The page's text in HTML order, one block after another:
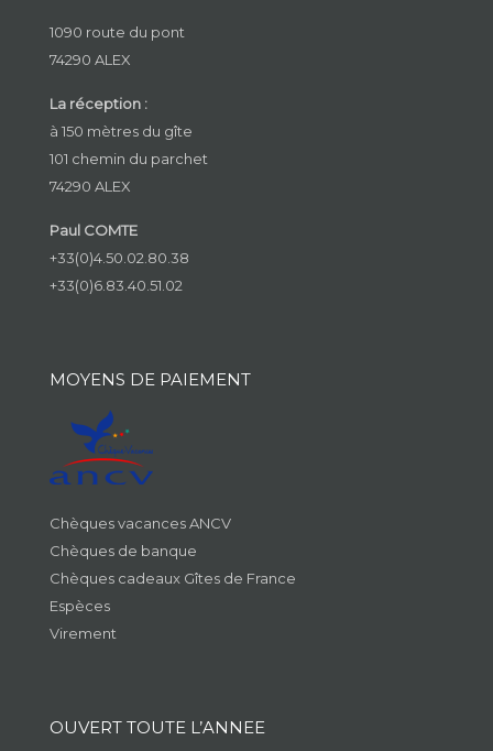
1090 route du pont
74290 ALEX
La réception :
à 150 mètres du gîte
101 chemin du parchet
74290 ALEX
Paul COMTE
+33(0)4.50.02.80.38
+33(0)6.83.40.51.02
MOYENS DE PAIEMENT
Chèques vacances ANCV
Chèques de banque
Chèques cadeaux Gîtes de France
Espèces
Virement
OUVERT TOUTE L’ANNEE